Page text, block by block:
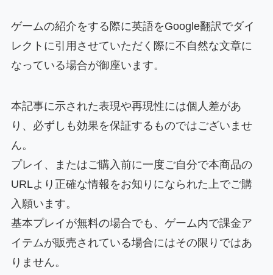
ゲームの紹介をする際に英語をGoogle翻訳でダイ
レクトに引用させていただく際に不自然な文章に
なっている場合が御座います。
本記事に示された表現や再現性には個人差があ
り、必ずしも効果を保証するものではございませ
ん。
プレイ、またはご購入前に一度ご自分で本商品の
URLより正確な情報をお知りになられた上でご購
入願います。
基本プレイが無料の場合でも、ゲーム内で課金ア
イテムが販売されている場合にはその限りではあ
りません。